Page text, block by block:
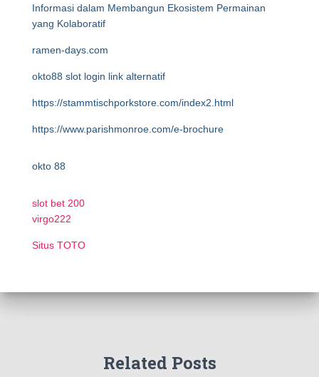
Informasi dalam Membangun Ekosistem Permainan
yang Kolaboratif
ramen-days.com
okto88 slot login link alternatif
https://stammtischporkstore.com/index2.html
https://www.parishmonroe.com/e-brochure
okto 88
slot bet 200
virgo222
Situs TOTO
Related Posts